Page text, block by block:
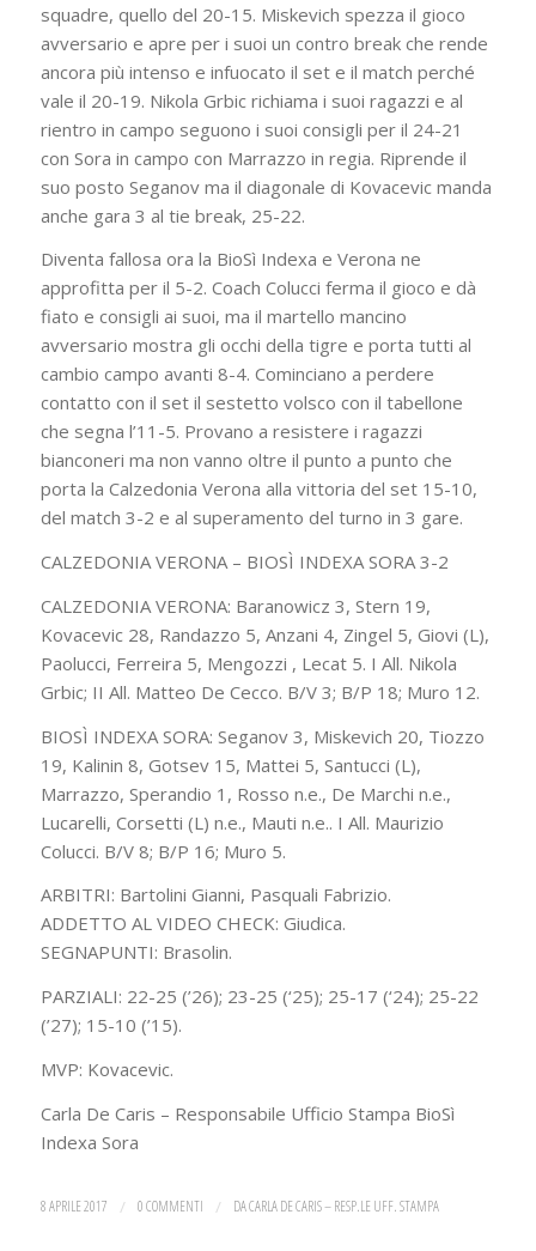
squadre, quello del 20-15. Miskevich spezza il gioco
avversario e apre per i suoi un contro break che rende
ancora più intenso e infuocato il set e il match perché
vale il 20-19. Nikola Grbic richiama i suoi ragazzi e al
rientro in campo seguono i suoi consigli per il 24-21
con Sora in campo con Marrazzo in regia. Riprende il
suo posto Seganov ma il diagonale di Kovacevic manda
anche gara 3 al tie break, 25-22.
Diventa fallosa ora la BioSì Indexa e Verona ne
approfitta per il 5-2. Coach Colucci ferma il gioco e dà
fiato e consigli ai suoi, ma il martello mancino
avversario mostra gli occhi della tigre e porta tutti al
cambio campo avanti 8-4. Cominciano a perdere
contatto con il set il sestetto volsco con il tabellone
che segna l’11-5. Provano a resistere i ragazzi
bianconeri ma non vanno oltre il punto a punto che
porta la Calzedonia Verona alla vittoria del set 15-10,
del match 3-2 e al superamento del turno in 3 gare.
CALZEDONIA VERONA – BIOSÌ INDEXA SORA 3-2
CALZEDONIA VERONA: Baranowicz 3, Stern 19,
Kovacevic 28, Randazzo 5, Anzani 4, Zingel 5, Giovi (L),
Paolucci, Ferreira 5, Mengozzi , Lecat 5. I All. Nikola
Grbic; II All. Matteo De Cecco. B/V 3; B/P 18; Muro 12.
BIOSÌ INDEXA SORA: Seganov 3, Miskevich 20, Tiozzo
19, Kalinin 8, Gotsev 15, Mattei 5, Santucci (L),
Marrazzo, Sperandio 1, Rosso n.e., De Marchi n.e.,
Lucarelli, Corsetti (L) n.e., Mauti n.e.. I All. Maurizio
Colucci. B/V 8; B/P 16; Muro 5.
ARBITRI: Bartolini Gianni, Pasquali Fabrizio.
ADDETTO AL VIDEO CHECK: Giudica.
SEGNAPUNTI: Brasolin.
PARZIALI: 22-25 (’26); 23-25 (‘25); 25-17 (‘24); 25-22
(’27); 15-10 (’15).
MVP: Kovacevic.
Carla De Caris – Responsabile Ufficio Stampa BioSì
Indexa Sora
8 APRILE 2017 / 0 COMMENTI / DACARLA DE CARIS – RESP.LE UFF. STAMPA